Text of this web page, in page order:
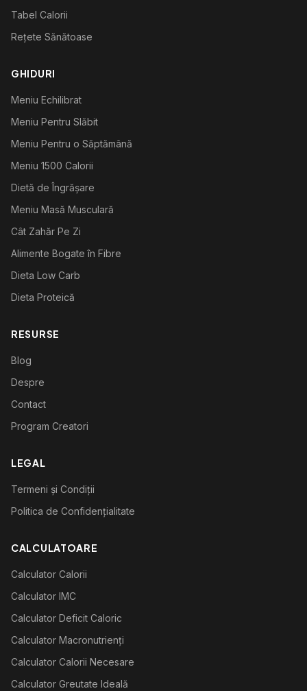
Tabel Calorii
Rețete Sănătoase
GHIDURI
Meniu Echilibrat
Meniu Pentru Slăbit
Meniu Pentru o Săptămână
Meniu 1500 Calorii
Dietă de Îngrășare
Meniu Masă Musculară
Cât Zahăr Pe Zi
Alimente Bogate în Fibre
Dieta Low Carb
Dieta Proteică
RESURSE
Blog
Despre
Contact
Program Creatori
LEGAL
Termeni și Condiții
Politica de Confidențialitate
CALCULATOARE
Calculator Calorii
Calculator IMC
Calculator Deficit Caloric
Calculator Macronutrienți
Calculator Calorii Necesare
Calculator Greutate Ideală